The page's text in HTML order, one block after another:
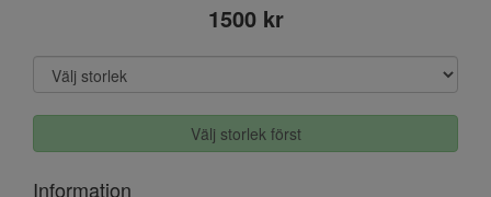
1500 kr
Välj storlek först
Information